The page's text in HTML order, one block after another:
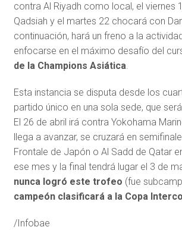
contra Al Riyadh como local, el viernes
Qadsiah y el martes 22 chocará con
continuación, hará un freno a la
enfocarse en el máximo desafío del
de la Champions Asiática.
Esta instancia se disputa desde los
partido único en una sola sede, que será
El 26 de abril irá contra Yokohama
llega a avanzar, se cruzará en
Frontale de Japón o Al Sadd de Qatar
ese mes y la final tendrá lugar el 3 de
nunca logró este trofeo (fue
campeón clasificará a la Copa
/Infobae